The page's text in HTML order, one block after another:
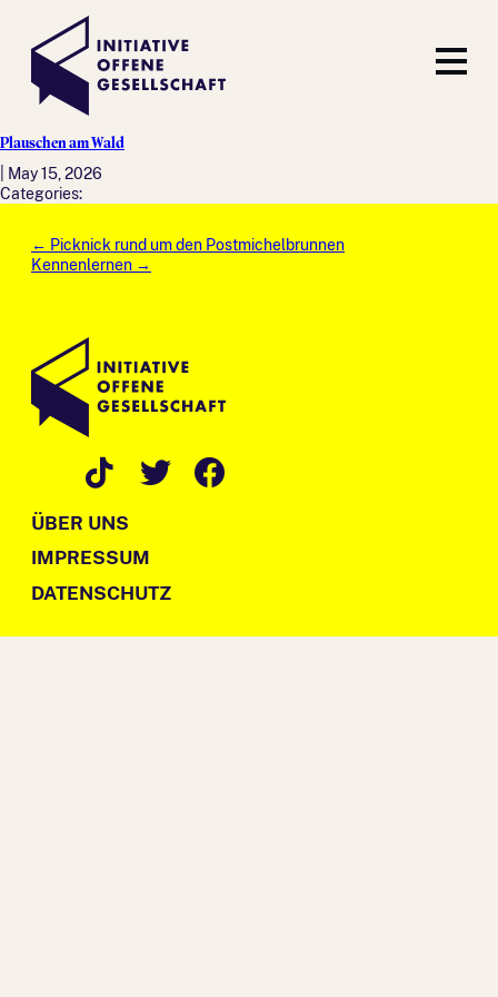
Plauschen am Wald
May 15, 2026
Categories:
Post
navigation
← Picknick rund um den Postmichelbrunnen
Kennenlernen →
ÜBER UNS
IMPRESSUM
DATENSCHUTZ